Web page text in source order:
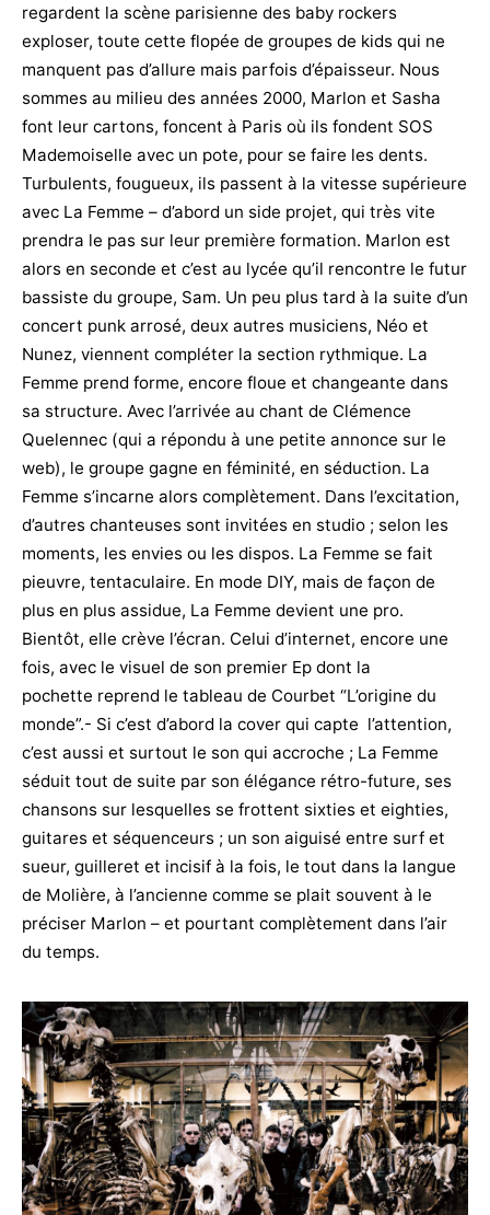
regardent la scène parisienne des baby rockers
exploser, toute cette flopée de groupes de kids qui ne
manquent pas d’allure mais parfois d’épaisseur. Nous
sommes au milieu des années 2000, Marlon et Sasha
font leur cartons, foncent à Paris où ils fondent SOS
Mademoiselle avec un pote, pour se faire les dents.
Turbulents, fougueux, ils passent à la vitesse supérieure
avec La Femme – d’abord un side projet, qui très vite
prendra le pas sur leur première formation. Marlon est
alors en seconde et c’est au lycée qu’il rencontre le futur
bassiste du groupe, Sam. Un peu plus tard à la suite d’un
concert punk arrosé, deux autres musiciens, Néo et
Nunez, viennent compléter la section rythmique. La
Femme prend forme, encore floue et changeante dans
sa structure. Avec l’arrivée au chant de Clémence
Quelennec (qui a répondu à une petite annonce sur le
web), le groupe gagne en féminité, en séduction. La
Femme s’incarne alors complètement. Dans l’excitation,
d’autres chanteuses sont invitées en studio ; selon les
moments, les envies ou les dispos. La Femme se fait
pieuvre, tentaculaire. En mode DIY, mais de façon de
plus en plus assidue, La Femme devient une pro.
Bientôt, elle crève l’écran. Celui d’internet, encore une
fois, avec le visuel de son premier Ep dont la
pochette reprend le tableau de Courbet “L’origine du
monde”.- Si c’est d’abord la cover qui capte l’attention,
c’est aussi et surtout le son qui accroche ; La Femme
séduit tout de suite par son élégance rétro-future, ses
chansons sur lesquelles se frottent sixties et eighties,
guitares et séquenceurs ; un son aiguisé entre surf et
sueur, guilleret et incisif à la fois, le tout dans la langue
de Molière, à l’ancienne comme se plait souvent à le
préciser Marlon – et pourtant complètement dans l’air
du temps.